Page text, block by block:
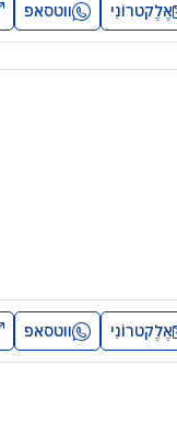
אֶלֶקטרוֹנִי ווטסאפ
אֶלֶקטרוֹנִי ווטסאפ